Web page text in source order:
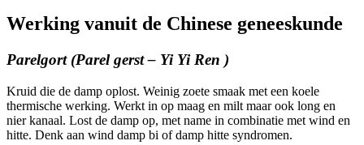
Werking vanuit de Chinese geneeskunde
Parelgort (Parel gerst – Yi Yi Ren )
Kruid die de damp oplost. Weinig zoete smaak met een koele
thermische werking. Werkt in op maag en milt maar ook long en
nier kanaal. Lost de damp op, met name in combinatie met wind en
hitte. Denk aan wind damp bi of damp hitte syndromen.